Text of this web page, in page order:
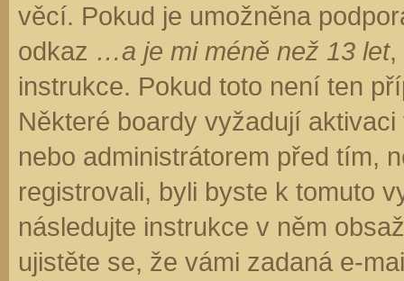
věcí. Pokud je umožněna
odkaz …a je mi méně než 13 let,
instrukce. Pokud toto není ten
Některé boardy vyžadují
nebo administrátorem před tím,
registrovali, byli byste k tomuto
následujte instrukce v něm
ujistěte se, že vámi zadaná e-